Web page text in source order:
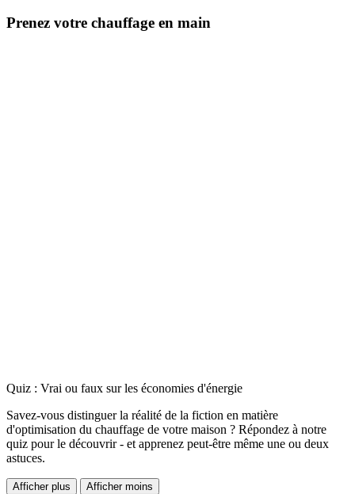
Prenez votre chauffage en main
Quiz : Vrai ou faux sur les économies d'énergie
Savez-vous distinguer la réalité de la fiction en matière
d'optimisation du chauffage de votre maison ? Répondez à notre
quiz pour le découvrir - et apprenez peut-être même une ou deux
astuces.
Afficher plus Afficher moins